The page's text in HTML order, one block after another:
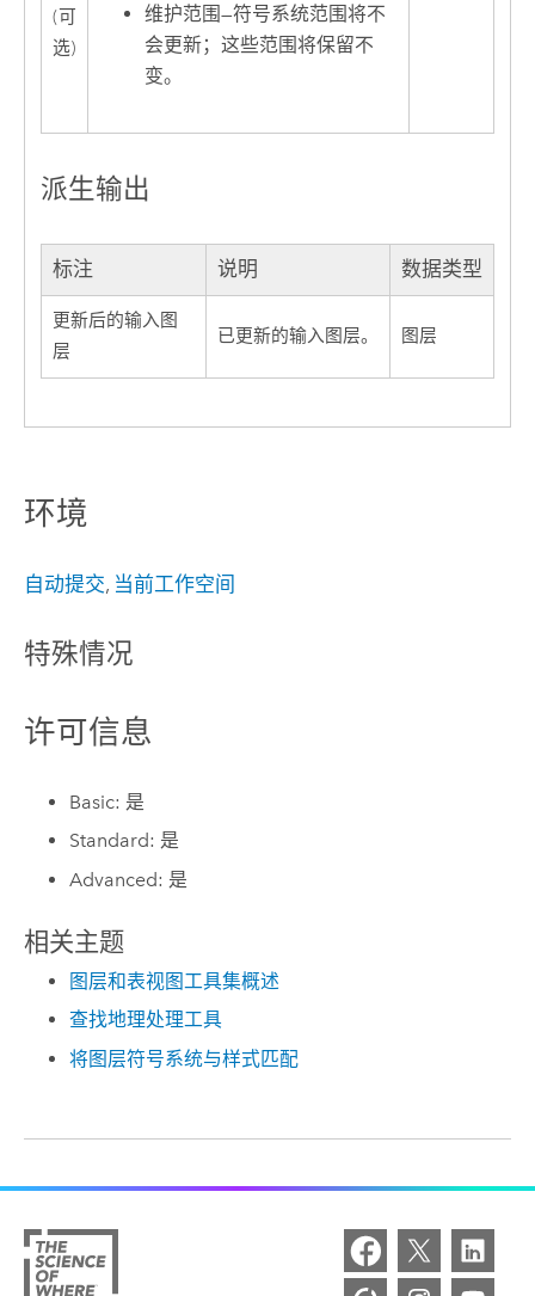
(可
选)
维护范围—符号系统范围将不
会更新；这些范围将保留不
变。
派生输出
标注 说明 数据类型
更新后的输入图
层
已更新的输入图层。 图层
环境
自动提交, 当前工作空间
特殊情况
许可信息
Basic: 是
Standard: 是
Advanced: 是
相关主题
图层和表视图工具集概述
查找地理处理工具
将图层符号系统与样式匹配